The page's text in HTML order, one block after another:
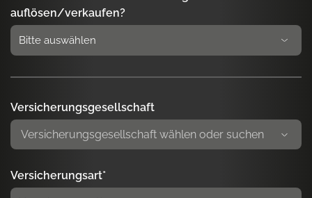
auflösen/verkaufen?
Versicherungsgesellschaft
Versicherungsart*